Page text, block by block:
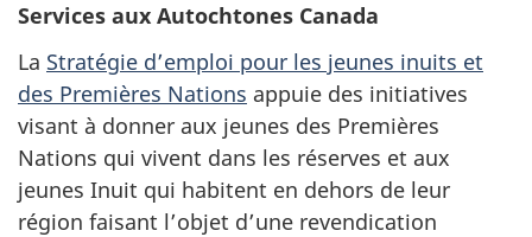
Services aux Autochtones Canada
La Stratégie d’emploi pour les jeunes inuits et
des Premières Nations appuie des initiatives
visant à donner aux jeunes des Premières
Nations qui vivent dans les réserves et aux
jeunes Inuit qui habitent en dehors de leur
région faisant l’objet d’une revendication